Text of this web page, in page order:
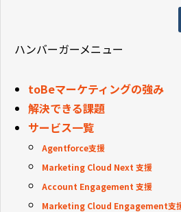
ハンバーガーメニュー
toBeマーケティングの強み
解決できる課題
サービス一覧
Agentforce支援
Marketing Cloud Next 支援
Account Engagement 支援
Marketing Cloud Engagement支